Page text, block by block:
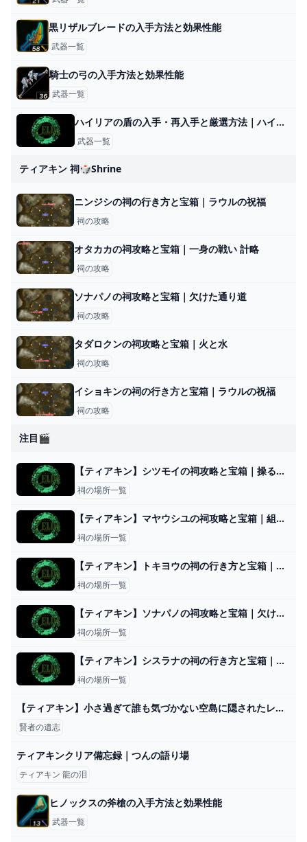
黒リザルブレードの入手方法と効果性能
武器一覧
騎士の弓の入手方法と効果性能
武器一覧
ハイリアの盾の入手・再入手と厳選方法｜ハイラルの盾
武器一覧
ティアキン 祠🎲shrine
ニンジシの祠の行き方と宝箱｜ラウルの祝福
祠の攻略
オタカカの祠攻略と宝箱｜一身の戦い 計略
祠の攻略
ソナパノの祠攻略と宝箱｜欠けた通り道
祠の攻略
タダロクンの祠攻略と宝箱｜火と水
祠の攻略
イショキンの祠の行き方と宝箱｜ラウルの祝福
祠の攻略
注目🎬
【ティアキン】シツモイの祠攻略と宝箱｜操るもの【ゼルダの伝説ティアーズオブザキングダム】
祠の場所一覧
【ティアキン】マヤウシユの祠攻略と宝箱｜組み合わせ【ゼルダの伝説ティアーズオブザキングダム】
祠の場所一覧
【ティアキン】トキヨウの祠の行き方と宝箱｜ラウルの祝福【ゼルダの伝説ティアーズオブザキングダム】
祠の場所一覧
【ティアキン】ソナパノの祠攻略と宝箱｜欠けた通り道【ゼルダの伝説ティアーズオブザキングダム】
祠の場所一覧
【ティアキン】シスラナの祠の行き方と宝箱｜ラウルの祝福【ゼルダの伝説ティアーズオブザキングダム】
祠の場所一覧
【ティアキン】小さ過ぎて誰も気づかない空島に隠されたレア宝箱！賢者の遺志や古びた地図などのレアアイテムをとりにいこう！ - YouTube
賢者の遺志
ティアキンクリア備忘録｜つんの語り場
ティアキン 龍の泪
ヒノックスの斧槍の入手方法と効果性能
武器一覧